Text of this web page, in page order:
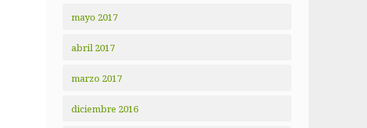
mayo 2017
abril 2017
marzo 2017
diciembre 2016